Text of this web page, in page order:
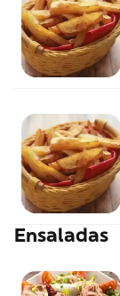
Ensaladas